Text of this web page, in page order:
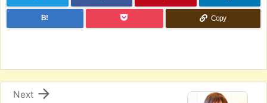
B! Copy

Next